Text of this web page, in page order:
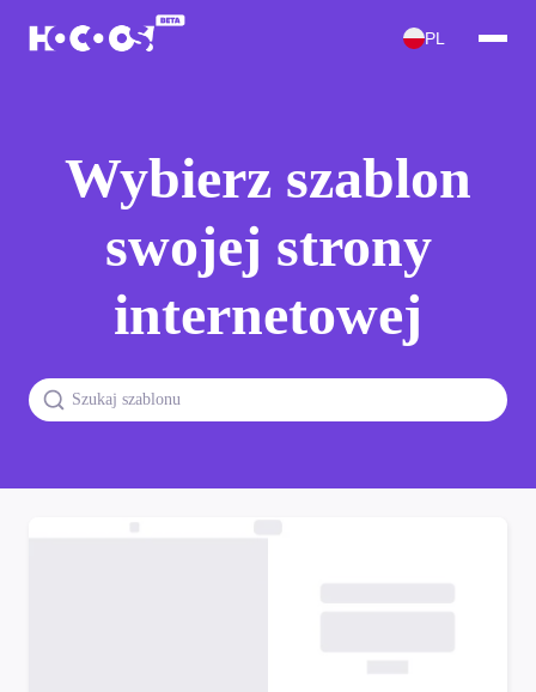
PL
Wybierz szablon
swojej strony
internetowej